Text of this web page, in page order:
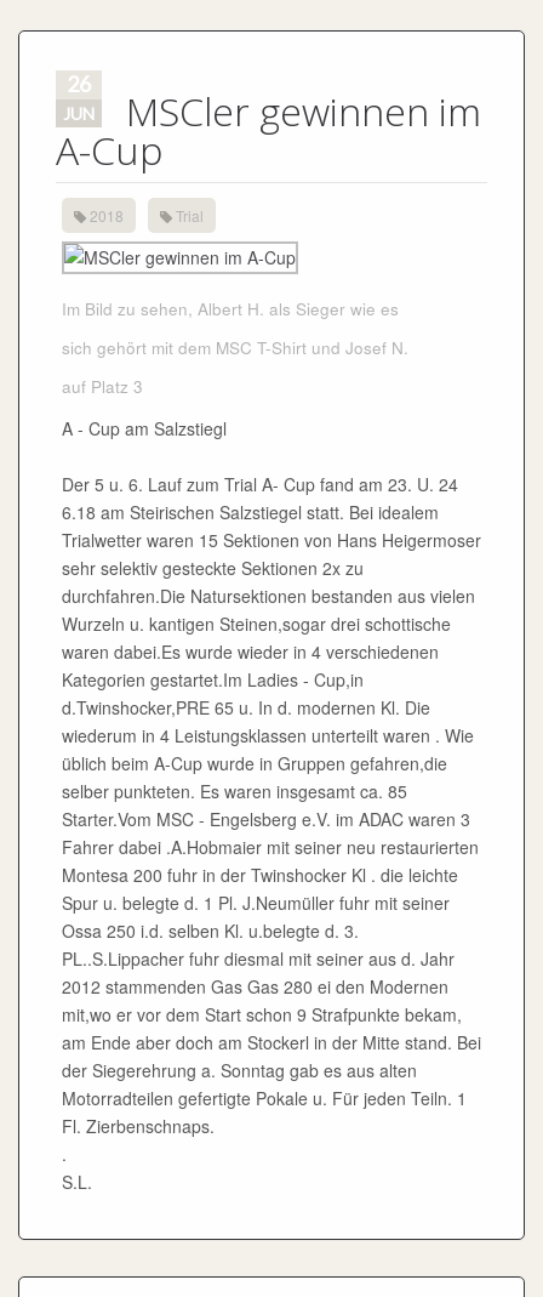
26
JUN MSCler gewinnen im
A-Cup
2018 Trial
Im Bild zu sehen, Albert H. als Sieger wie es
sich gehört mit dem MSC T-Shirt und Josef N.
auf Platz 3
A - Cup am Salzstiegl
Der 5 u. 6. Lauf zum Trial A- Cup fand am 23. U. 24
6.18 am Steirischen Salzstiegel statt. Bei idealem
Trialwetter waren 15 Sektionen von Hans Heigermoser
sehr selektiv gesteckte Sektionen 2x zu
durchfahren.Die Natursektionen bestanden aus vielen
Wurzeln u. kantigen Steinen,sogar drei schottische
waren dabei.Es wurde wieder in 4 verschiedenen
Kategorien gestartet.Im Ladies - Cup,in
d.Twinshocker,PRE 65 u. In d. modernen Kl. Die
wiederum in 4 Leistungsklassen unterteilt waren . Wie
üblich beim A-Cup wurde in Gruppen gefahren,die
selber punkteten. Es waren insgesamt ca. 85
Starter.Vom MSC - Engelsberg e.V. im ADAC waren 3
Fahrer dabei .A.Hobmaier mit seiner neu restaurierten
Montesa 200 fuhr in der Twinshocker Kl . die leichte
Spur u. belegte d. 1 Pl. J.Neumüller fuhr mit seiner
Ossa 250 i.d. selben Kl. u.belegte d. 3.
PL..S.Lippacher fuhr diesmal mit seiner aus d. Jahr
2012 stammenden Gas Gas 280 ei den Modernen
mit,wo er vor dem Start schon 9 Strafpunkte bekam,
am Ende aber doch am Stockerl in der Mitte stand. Bei
der Siegerehrung a. Sonntag gab es aus alten
Motorradteilen gefertigte Pokale u. Für jeden Teiln. 1
Fl. Zierbenschnaps.
.
S.L.